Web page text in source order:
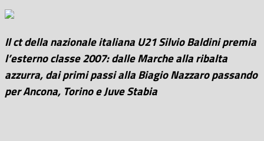
Il ct della nazionale italiana U21 Silvio Baldini premia
l’esterno classe 2007: dalle Marche alla ribalta
azzurra, dai primi passi alla Biagio Nazzaro passando
per Ancona, Torino e Juve Stabia